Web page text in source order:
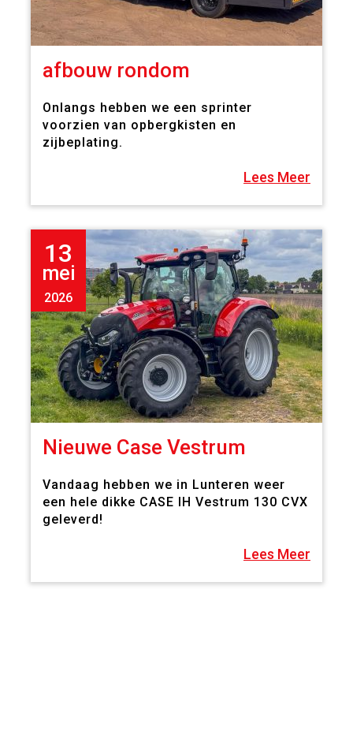
afbouw rondom
Onlangs hebben we een sprinter
voorzien van opbergkisten en
zijbeplating.
Lees Meer
13
mei
2026
Nieuwe Case Vestrum
Vandaag hebben we in Lunteren weer
een hele dikke CASE IH Vestrum 130 CVX
geleverd!
Lees Meer